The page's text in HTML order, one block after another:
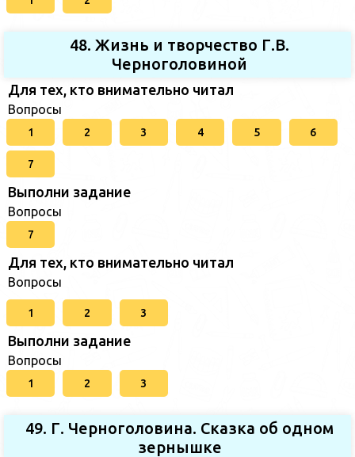
48. Жизнь и творчество Г.В.
Черноголовиной
Для тех, кто внимательно читал
Вопросы
1 2 3 4 5 6
7
Выполни задание
Вопросы
7
Для тех, кто внимательно читал
Вопросы
1 2 3
Выполни задание
Вопросы
1 2 3
49. Г. Черноголовина. Сказка об одном
зернышке